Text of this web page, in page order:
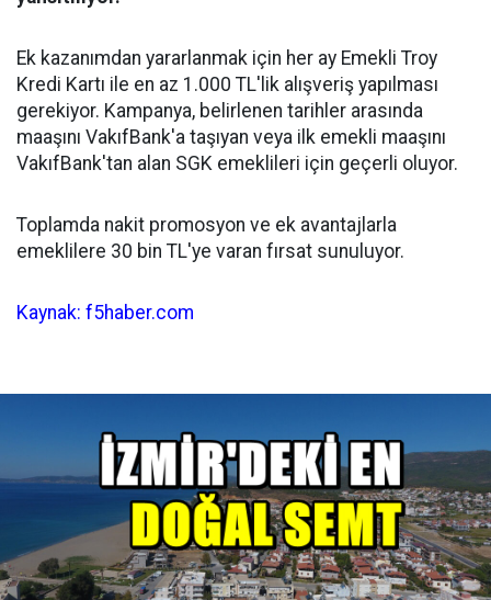
Ek kazanımdan yararlanmak için her ay Emekli Troy
Kredi Kartı ile en az 1.000 TL'lik alışveriş yapılması
gerekiyor. Kampanya, belirlenen tarihler arasında
maaşını VakıfBank'a taşıyan veya ilk emekli maaşını
VakıfBank'tan alan SGK emeklileri için geçerli oluyor.
Toplamda nakit promosyon ve ek avantajlarla
emeklilere 30 bin TL'ye varan fırsat sunuluyor.
Kaynak: f5haber.com